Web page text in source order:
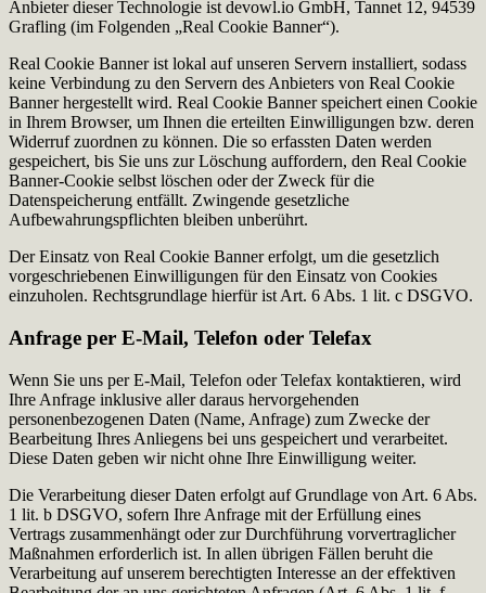
Anbieter dieser Technologie ist devowl.io GmbH, Tannet 12, 94539
Grafling (im Folgenden „Real Cookie Banner“).
Real Cookie Banner ist lokal auf unseren Servern installiert, sodass
keine Verbindung zu den Servern des Anbieters von Real Cookie
Banner hergestellt wird. Real Cookie Banner speichert einen Cookie
in Ihrem Browser, um Ihnen die erteilten Einwilligungen bzw. deren
Widerruf zuordnen zu können. Die so erfassten Daten werden
gespeichert, bis Sie uns zur Löschung auffordern, den Real Cookie
Banner-Cookie selbst löschen oder der Zweck für die
Datenspeicherung entfällt. Zwingende gesetzliche
Aufbewahrungspflichten bleiben unberührt.
Der Einsatz von Real Cookie Banner erfolgt, um die gesetzlich
vorgeschriebenen Einwilligungen für den Einsatz von Cookies
einzuholen. Rechtsgrundlage hierfür ist Art. 6 Abs. 1 lit. c DSGVO.
Anfrage per E-Mail, Telefon oder Telefax
Wenn Sie uns per E-Mail, Telefon oder Telefax kontaktieren, wird
Ihre Anfrage inklusive aller daraus hervorgehenden
personenbezogenen Daten (Name, Anfrage) zum Zwecke der
Bearbeitung Ihres Anliegens bei uns gespeichert und verarbeitet.
Diese Daten geben wir nicht ohne Ihre Einwilligung weiter.
Die Verarbeitung dieser Daten erfolgt auf Grundlage von Art. 6 Abs.
1 lit. b DSGVO, sofern Ihre Anfrage mit der Erfüllung eines
Vertrags zusammenhängt oder zur Durchführung vorvertraglicher
Maßnahmen erforderlich ist. In allen übrigen Fällen beruht die
Verarbeitung auf unserem berechtigten Interesse an der effektiven